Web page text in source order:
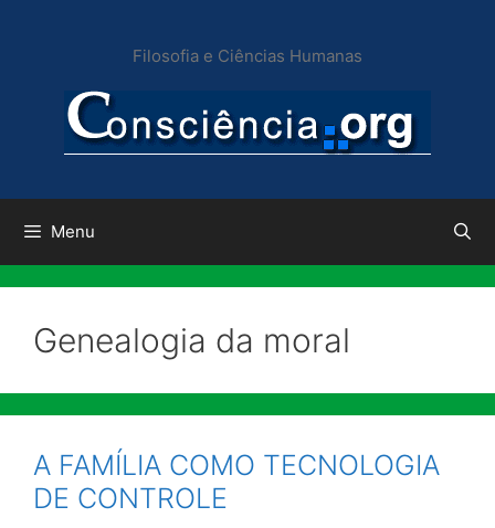
conteúdo
Filosofia e Ciências Humanas
Menu
Genealogia da moral
A FAMÍLIA COMO TECNOLOGIA
DE CONTROLE